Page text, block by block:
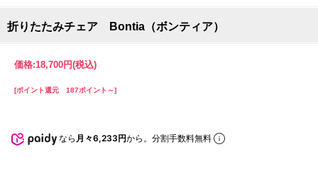
折りたたみチェア Bontia（ボンティア）
価格:18,700円(税込)
[ポイント還元 187ポイント～]
なら 月々6,233円から。分割手数料無料